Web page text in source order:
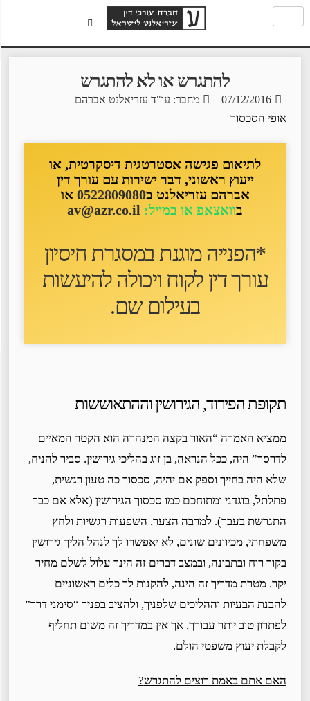
להתגרש או לא להתגרש
07/12/2016 מחבר: עו"ד עזריאלנט אברהם
אופי הסכסוך
לתיאום פגישה אסטרטגית דיסקרטית, או
ייעוץ ראשוני, דבר ישירות עם עורך דין
אברהם עזריאלנט ב0522809080או
בוואצאפ או במייל:av@azr.co.il
*הפנייה מוגנת במסגרת חיסיון
עורך דין לקוח ו יכולה להיעשות
בעילום שם.
תקופת הפירוד, הגירושין וההתאוששות
ממציא האמרה “האור בקצה המנהרה הוא הקטר המאיים
לדרסך” היה, ככל הנראה, בן זוג בהליכי גירושין. סביר להניח,
שלא היה בחייך וספק אם יהיה, סכסוך כה טעון רגשית,
פתלתל, בוגדני ומתוחכם כמו סכסוך הגירושין (אלא אם כבר
התגרשת בעבר). למרבה הצער, השפעות רגשיות ולחץ
משפחתי, מכיוונים שונים, לא יאפשרו לך לנהל הליך גירושין
בקור רוח ובתבונה, ובמצב דברים זה הינך עלול לשלם מחיר
יקר. מטרת מדריך זה הינה, להקנות לך כלים ראשוניים
להבנת הבעיות וההליכים שלפניך, ולהציב בפניך “סימני דרך”
לפתרון טוב יותר עבורך, אך אין במדריך זה משום תחליף
לקבלת יעוץ משפטי הולם.
האם אתם באמת רוצים להתגרש?